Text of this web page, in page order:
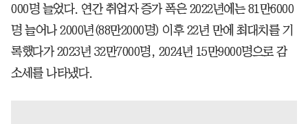
000명 늘었다. 연간 취업자 증가 폭은 2022년에는 81만6000
명 늘어나 2000년(88만2000명) 이후 22년 만에 최대치를 기
록했다가 2023년 32만7000명, 2024년 15만9000명으로 감
소세를 나타냈다.